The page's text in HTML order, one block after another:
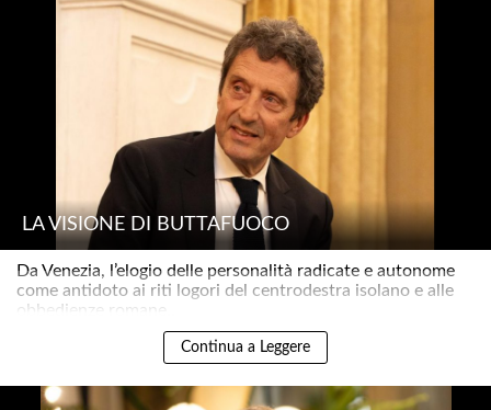
LA VISIONE DI BUTTAFUOCO
Da Venezia, l’elogio delle personalità radicate e autonome
come antidoto ai riti logori del centrodestra isolano e alle
obbedienze romane..
Continua a Leggere